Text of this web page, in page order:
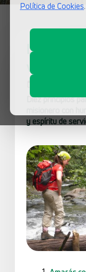
Política de Cookies.
Los 10
25 de junio de
Diez principios
y espíritu de